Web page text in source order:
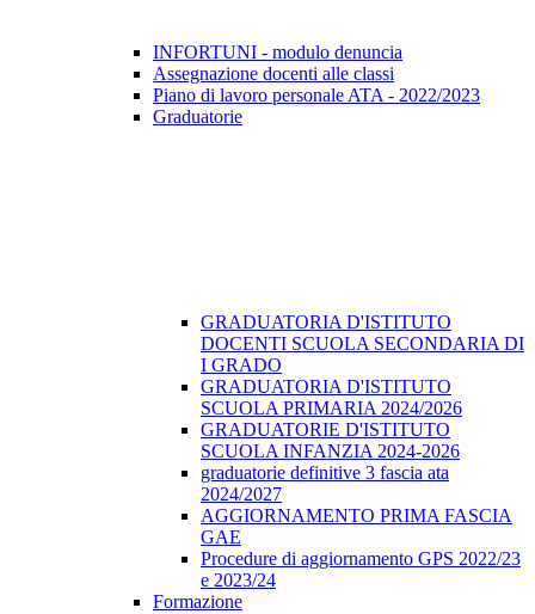
INFORTUNI - modulo denuncia
Assegnazione docenti alle classi
Piano di lavoro personale ATA - 2022/2023
Graduatorie
GRADUATORIA D'ISTITUTO
DOCENTI SCUOLA SECONDARIA DI
I GRADO
GRADUATORIA D'ISTITUTO
SCUOLA PRIMARIA 2024/2026
GRADUATORIE D'ISTITUTO
SCUOLA INFANZIA 2024-2026
graduatorie definitive 3 fascia ata
2024/2027
AGGIORNAMENTO PRIMA FASCIA
GAE
Procedure di aggiornamento GPS 2022/23
e 2023/24
Formazione